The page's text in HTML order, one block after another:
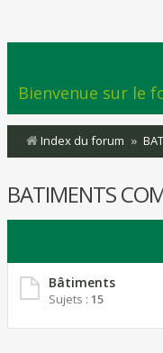
Bienvenue sur le
Index du forum
BATIMENTS
Bâtiments
Sujets : 15